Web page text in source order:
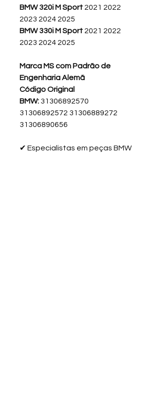
BMW 320i M Sport 2021 2022
2023 2024 2025
BMW 330i M Sport 2021 2022
2023 2024 2025
Marca MS com Padrão de
Engenharia Alemã
Código Original
BMW: 31306892570
31306892572 31306889272
31306890656
✔ Especialistas em peças BMW